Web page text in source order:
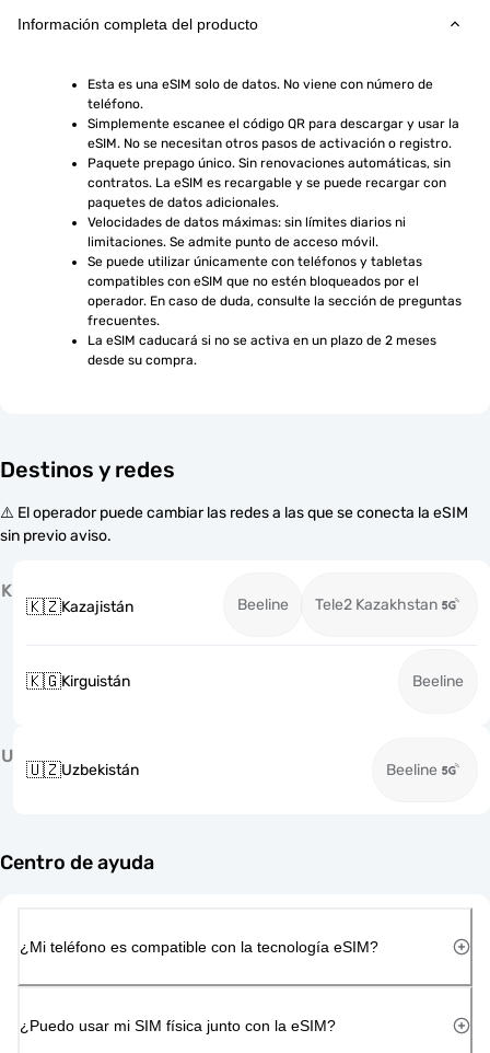
Información completa del producto
Esta es una eSIM solo de datos. No viene con número de
teléfono.
Simplemente escanee el código QR para descargar y usar la
eSIM. No se necesitan otros pasos de activación o registro.
Paquete prepago único. Sin renovaciones automáticas, sin
contratos. La eSIM es recargable y se puede recargar con
paquetes de datos adicionales.
Velocidades de datos máximas: sin límites diarios ni
limitaciones. Se admite punto de acceso móvil.
Se puede utilizar únicamente con teléfonos y tabletas
compatibles con eSIM que no estén bloqueados por el
operador. En caso de duda, consulte la sección de preguntas
frecuentes.
La eSIM caducará si no se activa en un plazo de 2 meses
desde su compra.
Destinos y redes
⚠️ El operador puede cambiar las redes a las que se conecta la eSIM
sin previo aviso.
K
🇰🇿Kazajistán Beeline Tele2 Kazakhstan
🇰🇬Kirguistán Beeline
U
🇺🇿Uzbekistán Beeline
Centro de ayuda
¿Mi teléfono es compatible con la tecnología eSIM?
¿Puedo usar mi SIM física junto con la eSIM?